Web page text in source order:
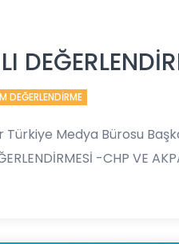
DEĞERLENDİRME
Medya Bürosu
-CHP VE